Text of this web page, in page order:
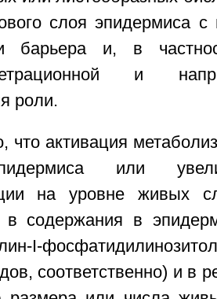
слоя эпидермиса
барьера и, в
и
роли.
что активация
или
на уровне живых
содержания в
I-
соответственно) и в